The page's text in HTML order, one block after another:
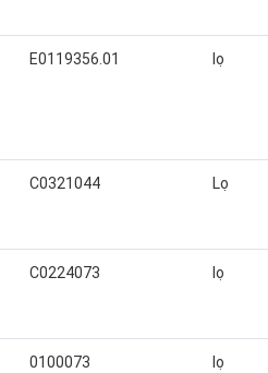
E0119356.01 lọ
C0321044 Lọ
C0224073 lọ
0100073 lọ